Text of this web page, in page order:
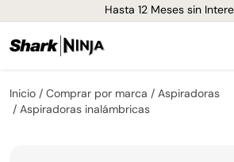
Hasta 12 Meses sin
Inicio Comprar por marca
Aspiradoras
Aspiradoras inalámbricas